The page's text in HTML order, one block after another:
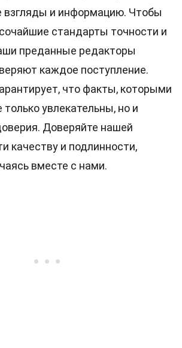
взгляды и информацию. Чтобы
стандарты точности и
преданные редакторы
каждое поступление.
что факты, которыми
увлекательны, но и
Доверяйте нашей
качеству и подлинности,
вместе с нами.